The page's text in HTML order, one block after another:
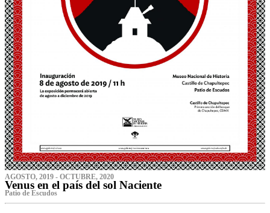
AGOSTO, 2019 - OCTUBRE, 2020
Venus en el país del sol Naciente
P‌atio de Escudos